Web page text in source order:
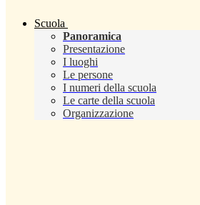
Scuola
Panoramica
Presentazione
I luoghi
Le persone
I numeri della scuola
Le carte della scuola
Organizzazione